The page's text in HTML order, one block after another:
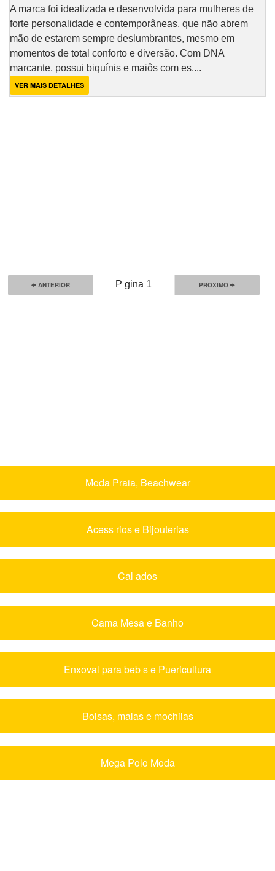
A marca foi idealizada e desenvolvida para mulheres de
forte personalidade e contemporâneas, que não abrem
mão de estarem sempre deslumbrantes, mesmo em
momentos de total conforto e diversão. Com DNA
marcante, possui biquínis e maiôs com es....
VER MAIS DETALHES
ANTERIOR P gina 1 PROXIMO
Moda Praia, Beachwear
Acess rios e Bijouterias
Cal ados
Cama Mesa e Banho
Enxoval para beb s e Puericultura
Bolsas, malas e mochilas
Mega Polo Moda